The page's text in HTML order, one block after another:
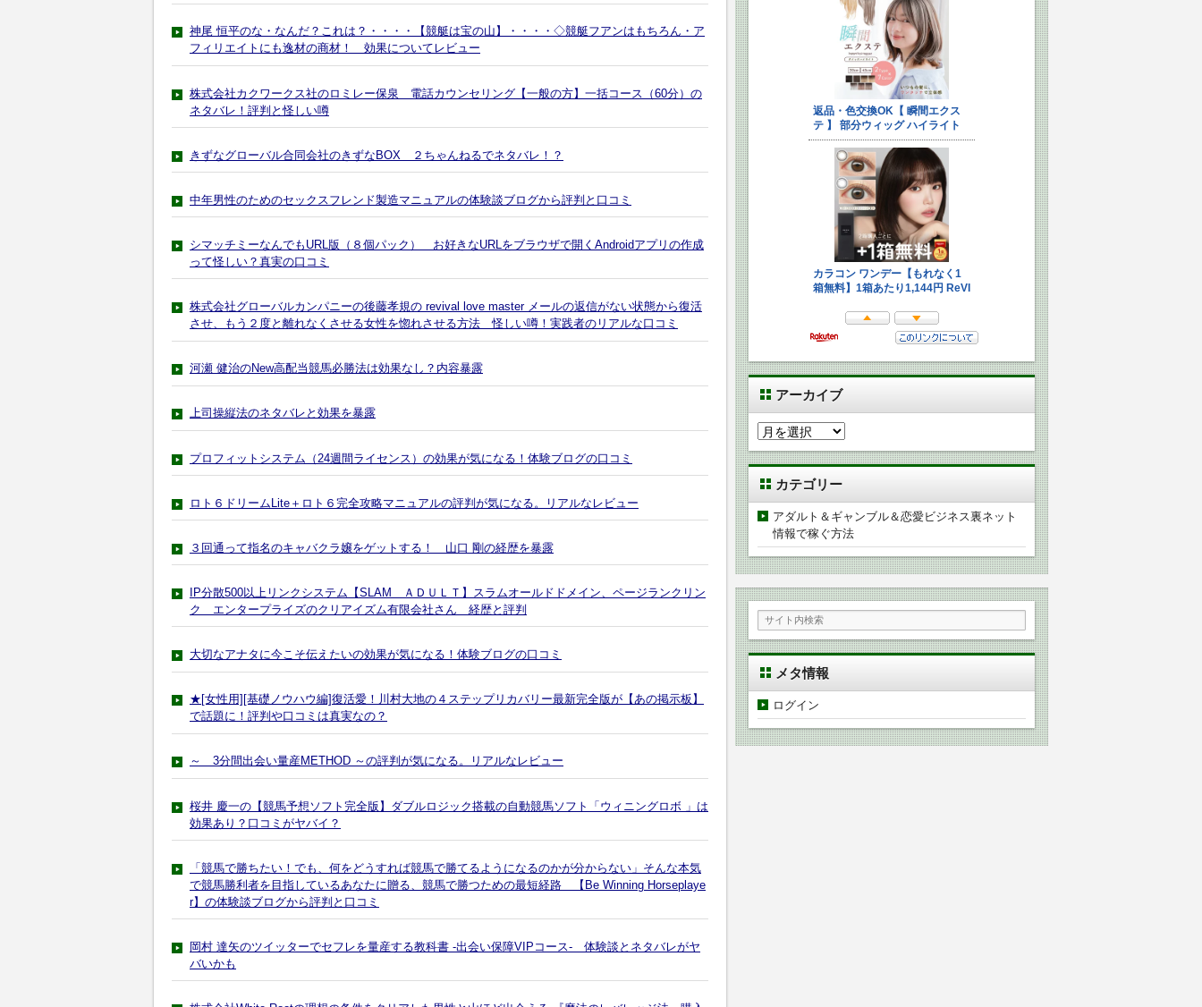
神尾 恒平のな・なんだ？これは？・・・・【競艇は宝の山】・・・・◇競艇フアンはもちろん・ア
フィリエイトにも逸材の商材！ 効果についてレビュー
株式会社カクワークス社のロミレー保泉 電話カウンセリング【一般の方】一括コース（60分）の
ネタバレ！評判と怪しい噂
きずなグローバル合同会社のきずなBOX ２ちゃんねるでネタバレ！？
中年男性のためのセックスフレンド製造マニュアルの体験談ブログから評判と口コミ
シマッチミーなんでもURL版（８個パック） お好きなURLをブラウザで開くAndroidアプリの作成
って怪しい？真実の口コミ
株式会社グローバルカンパニーの後藤孝規の revival love master メールの返信がない状態から復活
させ、もう２度と離れなくさせる女性を惚れさせる方法 怪しい噂！実践者のリアルな口コミ
河瀬 健治のNew高配当競馬必勝法は効果なし？内容暴露
上司操縦法のネタバレと効果を暴露
プロフィットシステム（24週間ライセンス）の効果が気になる！体験ブログの口コミ
ロト６ドリームLite＋ロト６完全攻略マニュアルの評判が気になる。リアルなレビュー
３回通って指名のキャバクラ嬢をゲットする！ 山口 剛の経歴を暴露
IP分散500以上リンクシステム【SLAM ＡＤＵＬＴ】スラムオールドドメイン、ページランクリン
ク エンタープライズのクリアイズム有限会社さん 経歴と評判
大切なアナタに今こそ伝えたいの効果が気になる！体験ブログの口コミ
★[女性用][基礎ノウハウ編]復活愛！川村大地の４ステップリカバリー最新完全版が【あの掲示板】
で話題に！評判や口コミは真実なの？
～ 3分間出会い量産METHOD ～の評判が気になる。リアルなレビュー
桜井 慶一の【競馬予想ソフト完全版】ダブルロジック搭載の自動競馬ソフト「ウィニングロボ 」は
効果あり？口コミがヤバイ？
「競馬で勝ちたい！でも、何をどうすれば競馬で勝てるようになるのかが分からない」そんな本気
で競馬勝利者を目指しているあなたに贈る、競馬で勝つための最短経路 【Be Winning Horseplaye
r】の体験談ブログから評判と口コミ
岡村 達矢のツイッターでセフレを量産する教科書 -出会い保障VIPコース- 体験談とネタバレがヤ
バいかも
アーカイブ
ア
ー
カ
イ
ブ
カテゴリー
アダルト＆ギャンブル＆恋愛ビジネス裏ネット
情報で稼ぐ方法
メタ情報
ログイン